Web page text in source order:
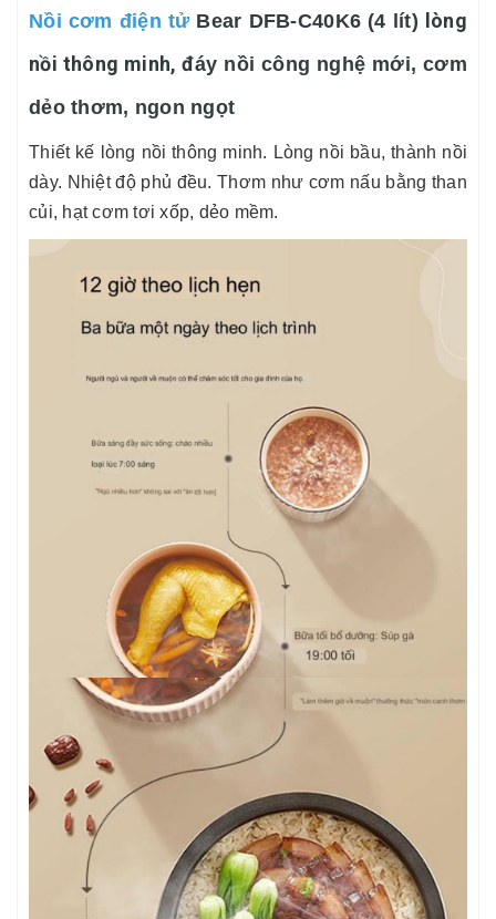
Nồi cơm điện tử Bear DFB-C40K6 (4 lít)
lòng
nồi thông minh, đáy nồi công nghệ mới, cơm
dẻo thơm, ngon ngọt
Thiết kế lòng nồi thông minh. Lòng nồi bầu, thành nồi
dày. Nhiệt độ phủ đều. Thơm như cơm nấu bằng than
củi, hạt cơm tơi xốp, dẻo mềm.